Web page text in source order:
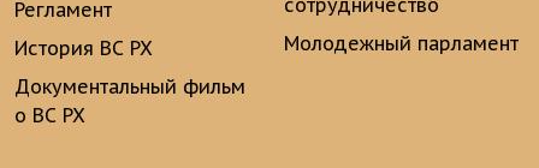
Регламент
История ВС РХ
Документальный фильм
о ВС РХ
сотрудничество
Молодежный парламент